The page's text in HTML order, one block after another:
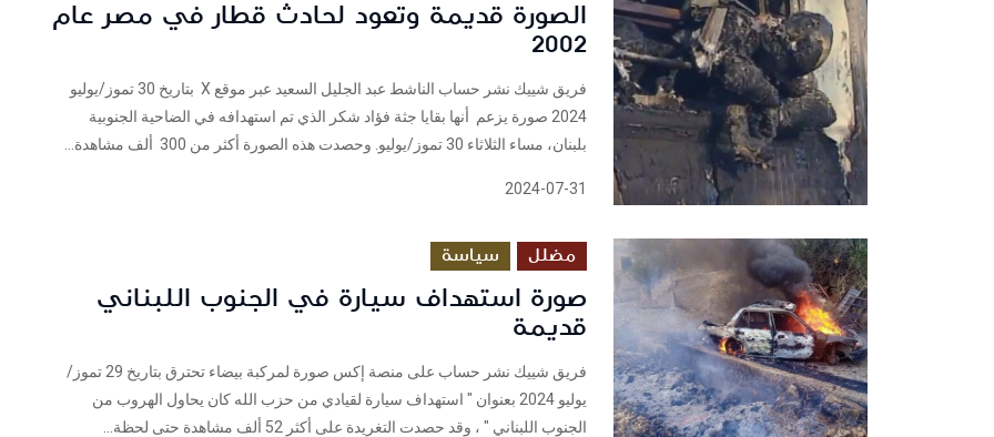
الصورة قديمة وتعود لحادث قطار في مصر عام
2002
فريق شييك نشر حساب الناشط عبد الجليل السعيد عبر موقع X بتاريخ 30 تموز/يوليو
2024 صورة يزعم أنها بقايا جثة فؤاد شكر الذي تم استهدافه في الضاحية الجنوبية
بلبنان، مساء الثلاثاء 30 تموز/يوليو. وحصدت هذه الصورة أكثر من 300 ألف مشاهدة...
2024-07-31
مضلل سياسة
صورة استهداف سيارة في الجنوب اللبناني
قديمة
فريق شييك نشر حساب على منصة إكس صورة لمركبة بيضاء تحترق بتاريخ 29 تموز/
يوليو 2024 بعنوان " استهداف سيارة لقيادي من حزب الله كان يحاول الهروب من
الجنوب اللبناني " ، وقد حصدت التغريدة على أكثر 52 ألف مشاهدة حتى لحظة...